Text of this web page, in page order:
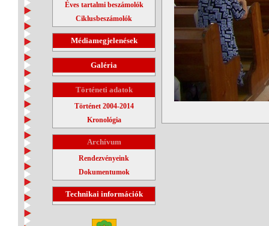
Éves tartalmi beszámolók
Ciklusbeszámolók
Médiamegjelenések
Galéria
Történeti adatok
Történet 2004-2014
Kronológia
Archívum
Rendezvényeink
Dokumentumok
Technikai információk